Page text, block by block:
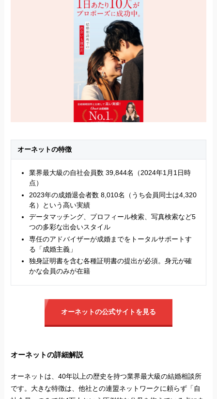
オーネットの特徴
業界最大級の自社会員数 39,844名（2024年1月1日時
点）
2023年の成婚退会者数 8,010名（うち会員同士は4,320
名）という高い実績
データマッチング、プロフィール検索、写真検索など5
つの多彩な出会いスタイル
専任のアドバイザーが成婚までをトータルサポートす
る「成婚主義」
独身証明書を含む各種証明書の提出が必須。身元が確
かな会員のみが在籍
オーネットの公式サイトを見る
オーネットの詳細解説
オーネットは、40年以上の歴史を持つ業界最大級の結婚相談所
です。大きな特徴は、他社との連盟ネットワークに頼らず「自